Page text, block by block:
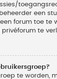
een
forum toe te
te
te worden,